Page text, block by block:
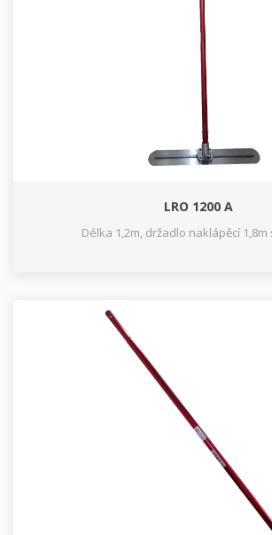
LRO 1200 A
Délka 1,2m, držadlo naklápěcí